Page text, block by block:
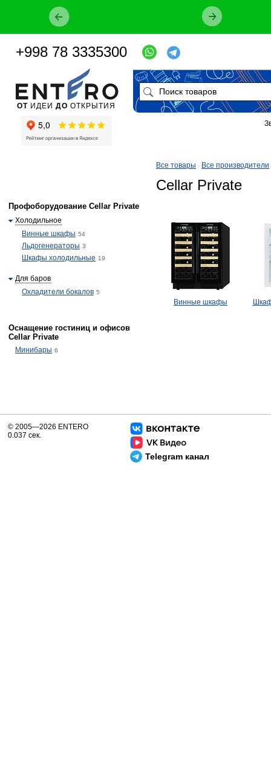
Все товары Все производители
Cellar Private
Винные шкафы
Профоборудование Cellar Private
Холодильное
Винные шкафы 54
Льдогенераторы 3
Шкафы холодильные 19
Для баров
Охладители бокалов 5
Оснащение гостиниц и офисов
Cellar Private
Минибары 6
ОТ ИДЕИ ДО ОТКРЫТИЯ
+998 78 3335300
Telegram канал
© 2005—2026 ENTERO
0.037 сек.